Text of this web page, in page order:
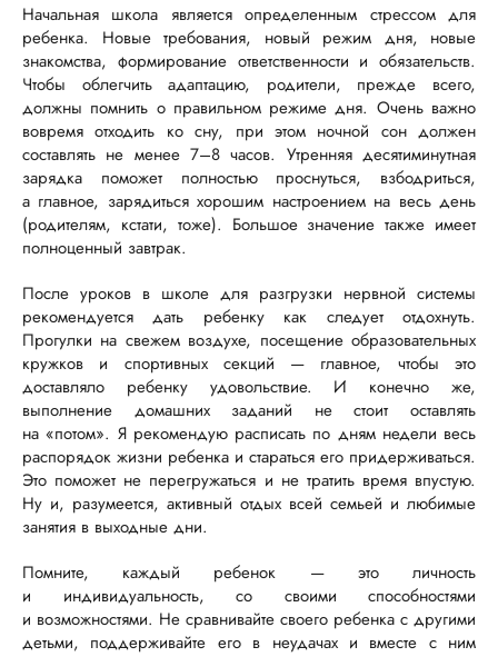
Начальная школа является определенным стрессом для
ребенка. Новые требования, новый режим дня, новые
знакомства, формирование ответственности и обязательств.
Чтобы облегчить адаптацию, родители, прежде всего,
должны помнить о правильном режиме дня. Очень важно
вовремя отходить ко сну, при этом ночной сон должен
составлять не менее 7–8 часов. Утренняя десятиминутная
зарядка поможет полностью проснуться, взбодриться,
а главное, зарядиться хорошим настроением на весь день
(родителям, кстати, тоже). Большое значение также имеет
полноценный завтрак.
После уроков в школе для разгрузки нервной системы
рекомендуется дать ребенку как следует отдохнуть.
Прогулки на свежем воздухе, посещение образовательных
кружков и спортивных секций — главное, чтобы это
доставляло ребенку удовольствие. И конечно же,
выполнение домашних заданий не стоит оставлять
на «потом». Я рекомендую расписать по дням недели весь
распорядок жизни ребенка и стараться его придерживаться.
Это поможет не перегружаться и не тратить время впустую.
Ну и, разумеется, активный отдых всей семьей и любимые
занятия в выходные дни.
Помните, каждый ребенок — это личность
и индивидуальность, со своими способностями
и возможностями. Не сравнивайте своего ребенка с другими
детьми, поддерживайте его в неудачах и вместе с ним